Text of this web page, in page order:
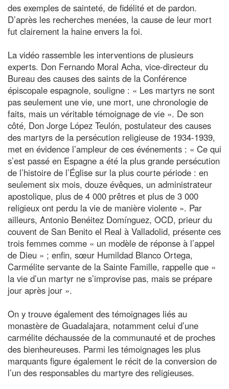
des exemples de sainteté, de fidélité et de pardon.
D’après les recherches menées, la cause de leur mort
fut clairement la haine envers la foi.
La vidéo rassemble les interventions de plusieurs
experts. Don Fernando Moral Acha, vice-directeur du
Bureau des causes des saints de la Conférence
épiscopale espagnole, souligne : « Les martyrs ne sont
pas seulement une vie, une mort, une chronologie de
faits, mais un véritable témoignage de vie ». De son
côté, Don Jorge López Teulón, postulateur des causes
des martyrs de la persécution religieuse de 1934-1939,
met en évidence l’ampleur de ces événements : « Ce qui
s’est passé en Espagne a été la plus grande persécution
de l’histoire de l’Église sur la plus courte période : en
seulement six mois, douze évêques, un administrateur
apostolique, plus de 4 000 prêtres et plus de 3 000
religieux ont perdu la vie de manière violente ». Par
ailleurs, Antonio Benéitez Domínguez, OCD, prieur du
couvent de San Benito el Real à Valladolid, présente ces
trois femmes comme « un modèle de réponse à l’appel
de Dieu » ; enfin, sœur Humildad Blanco Ortega,
Carmélite servante de la Sainte Famille, rappelle que «
la vie d’un martyr ne s’improvise pas, mais se prépare
jour après jour ».
On y trouve également des témoignages liés au
monastère de Guadalajara, notamment celui d’une
carmélite déchaussée de la communauté et de proches
des bienheureuses. Parmi les témoignages les plus
marquants figure également le récit de la conversion de
l’un des responsables du martyre des religieuses.